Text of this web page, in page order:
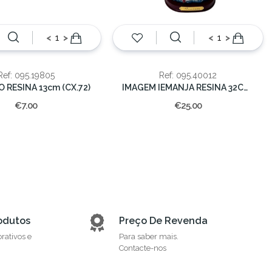
< >
095.19805
RESINA 13cm (CX.72)
€7.00
< >
Ref: 095.40012
IMAGEM IEMANJA RESINA 32CM (CX.8)
€25.00
e
Preço De Revenda
Para saber mais.
Contacte-nos